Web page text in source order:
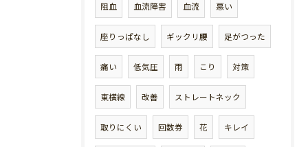
阻血 血流障害 血流 悪い
座りっぱなし ギックリ腰 足がつった
痛い 低気圧 雨 こり 対策
東横線 改善 ストレートネック
取りにくい 回数券 花 キレイ